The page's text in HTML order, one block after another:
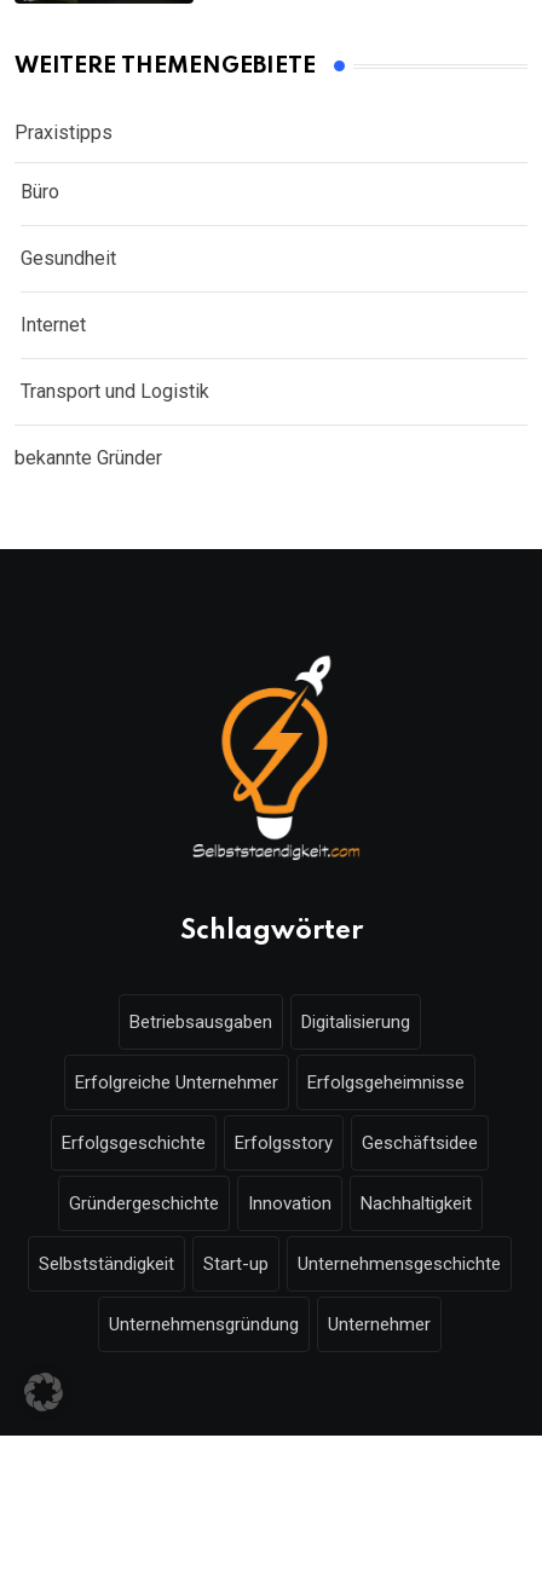
WEITERE THEMENGEBIETE
Praxistipps
Büro
Gesundheit
Internet
Transport und Logistik
bekannte Gründer
Schlagwörter
Betriebsausgaben Digitalisierung
Erfolgreiche Unternehmer Erfolgsgeheimnisse
Erfolgsgeschichte Erfolgsstory Geschäftsidee
Gründergeschichte Innovation Nachhaltigkeit
Selbstständigkeit Start-up Unternehmensgeschichte
Unternehmensgründung Unternehmer